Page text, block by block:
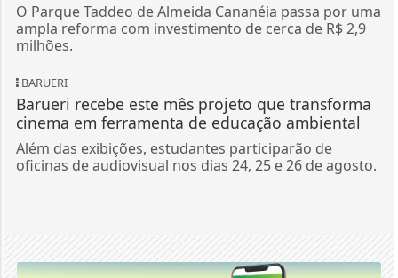
O Parque Taddeo de Almeida Cananéia passa por uma
ampla reforma com investimento de cerca de R$ 2,9
milhões.
BARUERI
Barueri recebe este mês projeto que transforma
cinema em ferramenta de educação ambiental
Além das exibições, estudantes participarão de
oficinas de audiovisual nos dias 24, 25 e 26 de agosto.